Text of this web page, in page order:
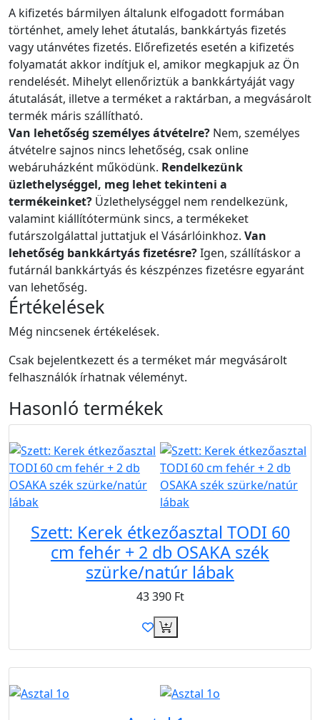
A kifizetés bármilyen általunk elfogadott formában
történhet, amely lehet átutalás, bankkártyás fizetés
vagy utánvétes fizetés. Előrefizetés esetén a kifizetés
folyamatát akkor indítjuk el, amikor megkapjuk az Ön
rendelését. Mihelyt ellenőriztük a bankkártyáját vagy
átutalását, illetve a terméket a raktárban, a megvásárolt
termék máris szállítható.
Van lehetőség személyes átvételre? Nem, személyes
átvételre sajnos nincs lehetőség, csak online
webáruházként működünk. Rendelkezünk
üzlethelységgel, meg lehet tekinteni a
termékeinket? Üzlethelységgel nem rendelkezünk,
valamint kiállítótermünk sincs, a termékeket
futárszolgálattal juttatjuk el Vásárlóinkhoz. Van
lehetőség bankkártyás fizetésre?Igen, szállításkor a
futárnál bankkártyás és készpénzes fizetésre egyaránt
van lehetőség.
Értékelések
Még nincsenek értékelések.
Csak bejelentkezett és a terméket már megvásárolt
felhasználók írhatnak véleményt.
Hasonló termékek
Szett: Kerek étkezőasztal TODI 60
cm fehér + 2 db OSAKA szék
szürke/natúr lábak
43 390 Ft